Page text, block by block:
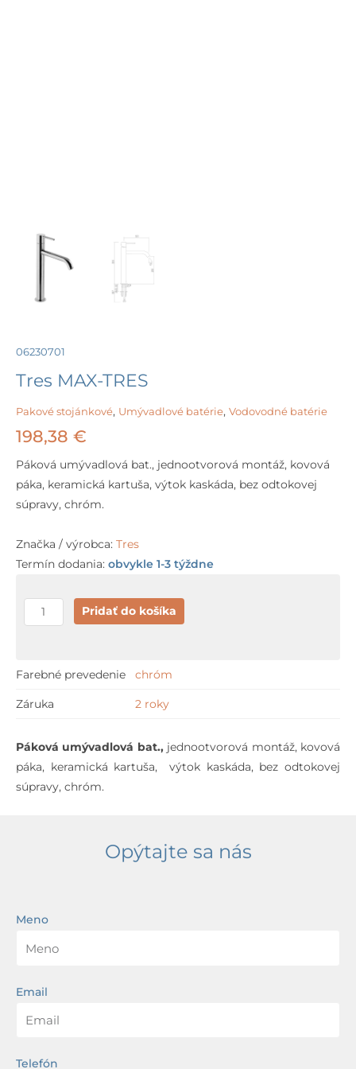
06230701
Tres MAX-TRES
Pakové stojánkové, Umývadlové batérie, Vodovodné batérie
198,38 €
Páková umývadlová bat., jednootvorová montáž, kovová
páka, keramická kartuša, výtok kaskáda, bez odtokovej
súpravy, chróm.
Značka / výrobca: Tres
Termín dodania: obvykle 1-3 týždne
množstvo
Tres
Pridať do košíka
Farebné prevedenie chróm
Záruka 2 roky
Páková umývadlová bat., jednootvorová montáž, kovová
páka, keramická kartuša, výtok kaskáda, bez odtokovej
súpravy, chróm.
Opýtajte sa nás
Meno
Email
Telefón